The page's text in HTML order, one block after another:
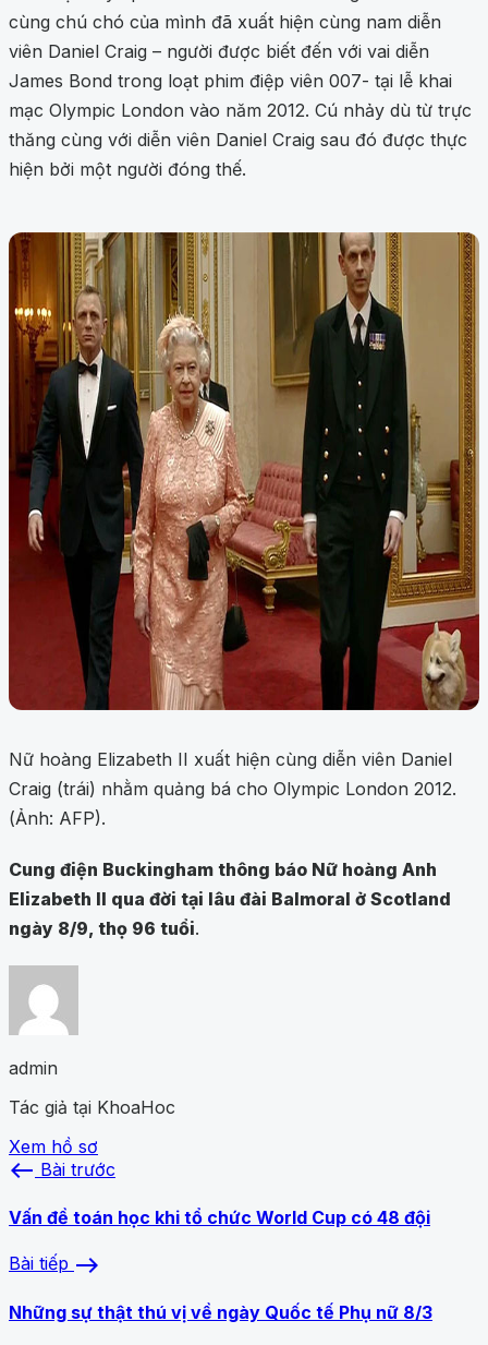
cùng chú chó của mình đã xuất hiện cùng nam diễn
viên Daniel Craig – người được biết đến với vai diễn
James Bond trong loạt phim điệp viên 007- tại lễ khai
mạc Olympic London vào năm 2012. Cú nhảy dù từ trực
thăng cùng với diễn viên Daniel Craig sau đó được thực
hiện bởi một người đóng thế.
Nữ hoàng Elizabeth II xuất hiện cùng diễn viên Daniel
Craig (trái) nhằm quảng bá cho Olympic London 2012.
(Ảnh: AFP).
Cung điện Buckingham thông báo Nữ hoàng Anh
Elizabeth II qua đời tại lâu đài Balmoral ở Scotland
ngày 8/9, thọ 96 tuổi.
admin
Tác giả tại KhoaHoc
Xem hồ sơ
west Bài trước
Vấn đề toán học khi tổ chức World Cup có 48 đội
Bài tiếp east
Những sự thật thú vị về ngày Quốc tế Phụ nữ 8/3